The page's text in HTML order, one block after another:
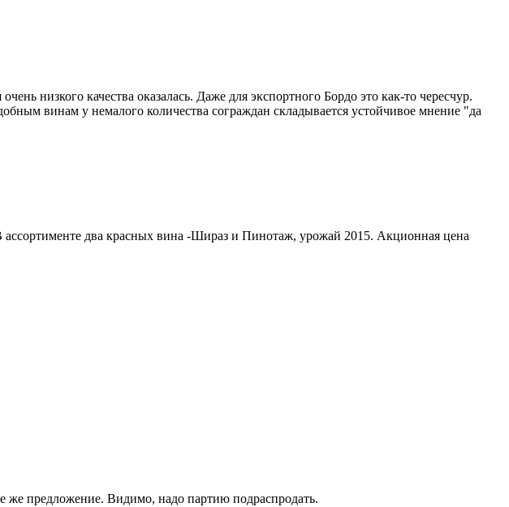
низкого качества оказалась. Даже для экспортного Бордо это как-то чересчур.
винам у немалого количества сограждан складывается устойчивое мнение "да
ассортименте два красных вина -Шираз и Пинотаж, урожай 2015. Акционная цена
же предложение. Видимо, надо партию подраспродать.